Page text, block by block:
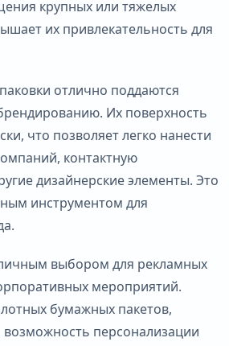
крупных или тяжелых
их привлекательность для
отлично поддаются
Их поверхность
что позволяет легко нанести
контактную
дизайнерские элементы. Это
инструментом для
выбором для рекламных
мероприятий.
бумажных пакетов,
персонализации